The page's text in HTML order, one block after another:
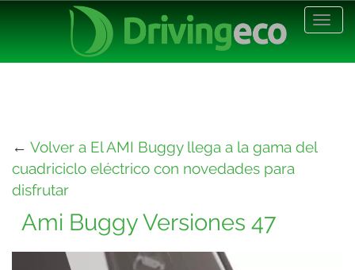
← Volver a El AMI Buggy llega a la gama del
cuadriciclo eléctrico con novedades para
disfrutar
Ami Buggy Versiones 47